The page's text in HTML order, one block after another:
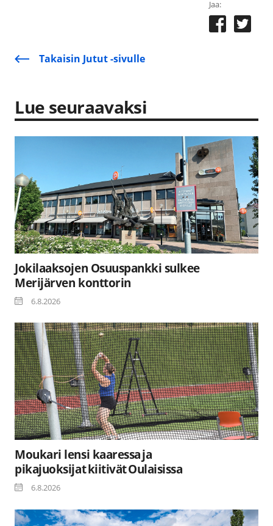
Jaa:
Takaisin Jutut -sivulle
Lue seuraavaksi
Jokilaaksojen Osuuspankki sulkee
Merijärven konttorin
6.8.2026
Moukari lensi kaaressa ja
pikajuoksijat kiitivät Oulaisissa
6.8.2026